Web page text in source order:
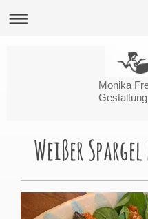
Monika
Weißer